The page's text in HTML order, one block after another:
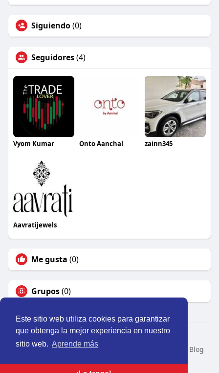
Este sitio web utiliza cookies para garantizar
que obtenga la mejor experiencia en nuestro
sitio web. Aprende más
Siguiendo(0)
Seguidores(4)
Vyom Kumar Onto Aanchal zainn345
Aavratijewels
Me gusta (0)
Grupos(0)
© 2026 Perú Activo
Inicio
Nosotros Contacto
Blog